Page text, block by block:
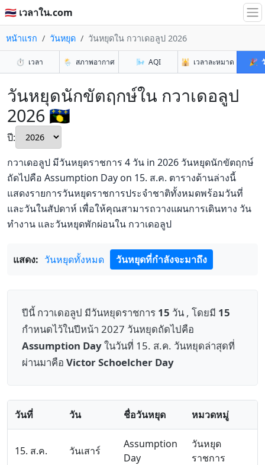
🇹🇭 เวลาใน.com
หน้าแรก วันหยุด วันหยุดใน กวาเดอลูป 2026
⏱️ เวลา 🌦️ สภาพอากาศ 🌬️ AQI 🕌 เวลาละหมาด 🎉
วันหยุดนักขัตฤกษ์ใน กวาเดอลูป
2026 🇬🇵
ปี:
กวาเดอลูป มีวันหยุดราชการ 4 วัน in 2026 วันหยุดนักขัตฤกษ์
ถัดไปคือ Assumption Day on 15. ส.ค. ตารางด้านล่างนี้
แสดงรายการวันหยุดราชการประจำชาติทั้งหมดพร้อมวันที่
และวันในสัปดาห์ เพื่อให้คุณสามารถวางแผนการเดินทาง วัน
ทำงาน และวันหยุดพักผ่อนใน กวาเดอลูป
แสดง: วันหยุดทั้งหมด วันหยุดที่กำลังจะมาถึง
ปีนี้ กวาเดอลูป มีวันหยุดราชการ 15 วัน , โดยมี 15
กำหนดไว้ในปีหน้า 2027 วันหยุดถัดไปคือ
Assumption Dayในวันที่ 15. ส.ค. วันหยุดล่าสุดที่
ผ่านมาคือ Victor Schoelcher Day
วันที่ วัน ชื่อวันหยุด หมวดหมู่
15. ส.ค. วันเสาร์
Assumption
Day
วันหยุด
ราชการ